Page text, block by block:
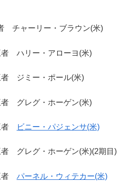
チャーリー・ブラウン(米)
者 ハリー・アローヨ(米)
者 ジミー・ポール(米)
者 グレグ・ホーゲン(米)
者 ビニー・パジェンサ(米)
グレグ・ホーゲン(米)(2期目)
者 パーネル・ウィテカー(米)